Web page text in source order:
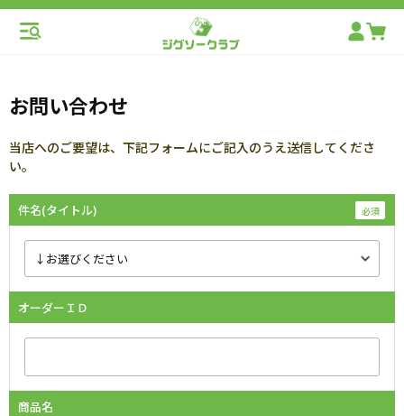
お問い合わせ
当店へのご要望は、下記フォームにご記入のうえ送信してくださ
い。
件名(タイトル)
オーダーＩＤ
商品名